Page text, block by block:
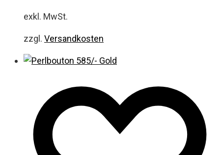
exkl. MwSt.
zzgl. Versandkosten